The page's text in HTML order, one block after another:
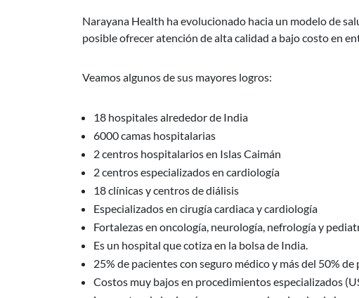
Narayana Health ha evolucionado hacia un modelo de
posible ofrecer atención de alta calidad a bajo costo en
Veamos algunos de sus mayores logros:
18 hospitales alrededor de India
6000 camas hospitalarias
2 centros hospitalarios en Islas Caimán
2 centros especializados en cardiología
18 clínicas y centros de diálisis
Especializados en cirugía cardiaca y cardiología
Fortalezas en oncología, neurología, nefrología y
Es un hospital que cotiza en la bolsa de India.
25% de pacientes con seguro médico y más del 50%
Costos muy bajos en procedimientos especializados